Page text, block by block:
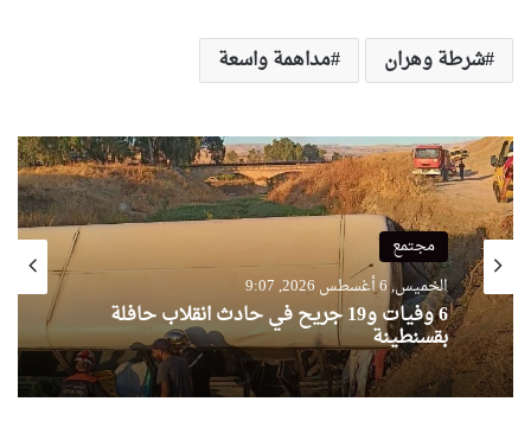
شرطة وهران مداهمة واسعة
مجتمع
الخميس, 6 أغسطس 2026, 9:07
6 وفيات و19 جريح في حادث انقلاب حافلة
بقسنطينة